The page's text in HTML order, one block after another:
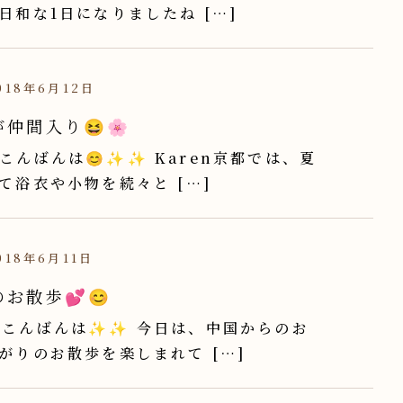
和な1日になりましたね […]
年6月12日
仲間入り😆🌸
んばんは😊✨✨ Karen京都では、夏
浴衣や小物を続々と […]
年6月11日
お散歩💕😊
んばんは✨✨ 今日は、中国からのお
りのお散歩を楽しまれて […]